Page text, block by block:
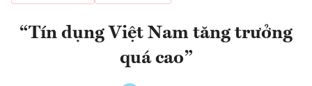
“Tín dụng Việt Nam tăng trưởng
quá cao”